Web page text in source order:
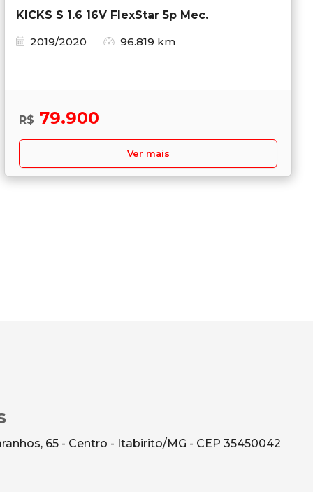
KICKS S 1.6 16V FlexStar 5p Mec.
2019/2020
96.819 km
R$ 79.900
Ver mais
65 - Centro - Itabirito/MG - CEP 35450042